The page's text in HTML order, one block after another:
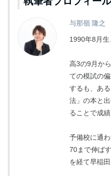
与那嶺 隆之
1990年8月生
高3の9月か
ての模試の
するも、あ
法」の本と
ることで成
予備校に通
70まで伸ば
を経て早稲田